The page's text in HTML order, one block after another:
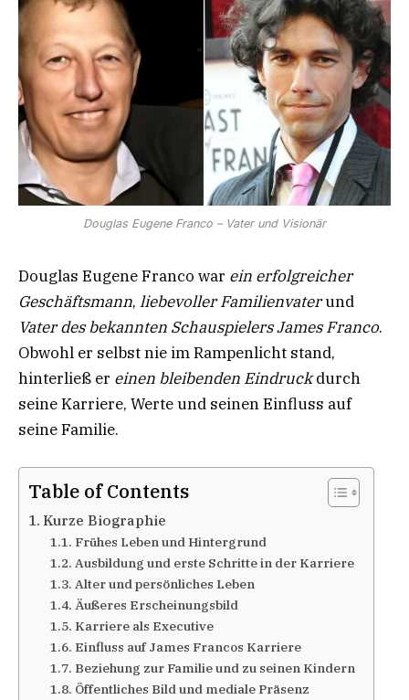
Douglas Eugene Franco – Vater und Visionär
Douglas Eugene Franco war ein erfolgreicher
Geschäftsmann, liebevoller Familienvaterund
Vater des bekannten Schauspielers James Franco.
Obwohl er selbst nie im Rampenlicht stand,
hinterließ er einen bleibenden Eindruckdurch
seine Karriere, Werte und seinen Einfluss auf
seine Familie.
Table of Contents
Kurze Biographie
Frühes Leben und Hintergrund
Ausbildung und erste Schritte in der Karriere
Alter und persönliches Leben
Äußeres Erscheinungsbild
Karriere als Executive
Einfluss auf James Francos Karriere
Beziehung zur Familie und zu seinen Kindern
Öffentliches Bild und mediale Präsenz